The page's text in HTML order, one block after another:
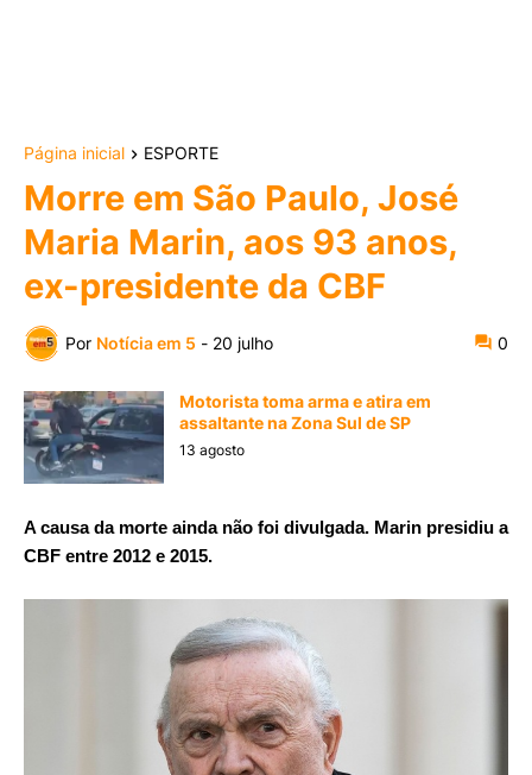
Página inicial ESPORTE
Morre em São Paulo, José
Maria Marin, aos 93 anos,
ex-presidente da CBF
Por Notícia em 5 - 20 julho 0
Motorista toma arma e atira em
assaltante na Zona Sul de SP
13 agosto
A causa da morte ainda não foi divulgada. Marin presidiu a
CBF entre 2012 e 2015.